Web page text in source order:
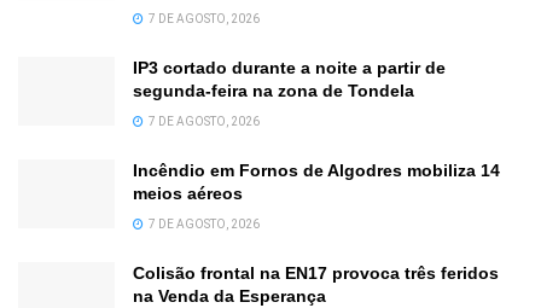
7 DE AGOSTO, 2026
IP3 cortado durante a noite a partir de
segunda-feira na zona de Tondela
7 DE AGOSTO, 2026
Incêndio em Fornos de Algodres mobiliza 14
meios aéreos
7 DE AGOSTO, 2026
Colisão frontal na EN17 provoca três feridos
na Venda da Esperança